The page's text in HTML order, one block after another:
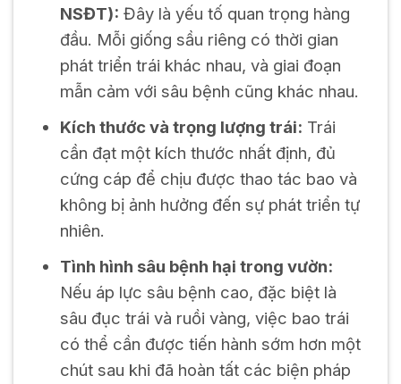
NSĐT): Đây là yếu tố quan trọng hàng
đầu. Mỗi giống sầu riêng có thời gian
phát triển trái khác nhau, và giai đoạn
mẫn cảm với sâu bệnh cũng khác nhau.
Kích thước và trọng lượng trái: Trái
cần đạt một kích thước nhất định, đủ
cứng cáp để chịu được thao tác bao và
không bị ảnh hưởng đến sự phát triển tự
nhiên.
Tình hình sâu bệnh hại trong vườn:
Nếu áp lực sâu bệnh cao, đặc biệt là
sâu đục trái và ruồi vàng, việc bao trái
có thể cần được tiến hành sớm hơn một
chút sau khi đã hoàn tất các biện pháp